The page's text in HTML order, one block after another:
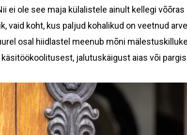
ei ole see maja külalistele ainult kellegi võõras
vaid koht, kus paljud kohalikud on veetnud
osal hiidlastel meenub mõni
jalutuskäigust aias või